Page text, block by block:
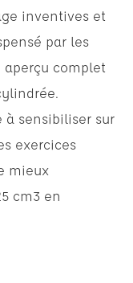
inventives et
par les
aperçu complet
à sensibiliser sur
exercices
mieux
cm3 en